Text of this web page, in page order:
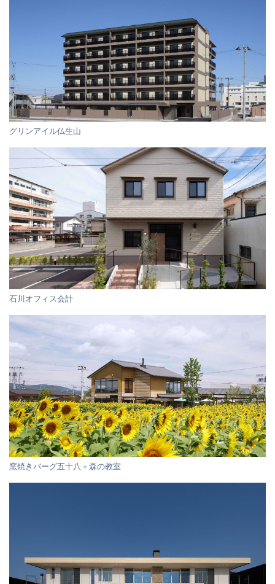
グリンアイル仏生山
石川オフィス会計
窯焼きバーグ五十八＋森の教室